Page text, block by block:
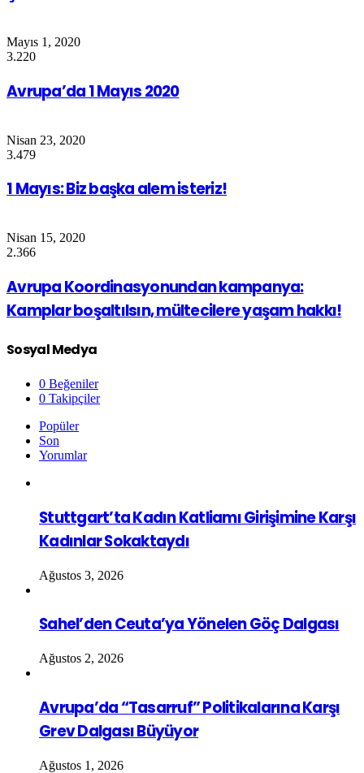
Mayıs 1, 2020
3.220
Avrupa’da 1 Mayıs 2020
Nisan 23, 2020
3.479
1 Mayıs: Biz başka alem isteriz!
Nisan 15, 2020
2.366
Avrupa Koordinasyonundan kampanya:
Kamplar boşaltılsın, mültecilere yaşam hakkı!
Sosyal Medya
0 Beğeniler
0 Takipçiler
Popüler
Son
Yorumlar
Stuttgart’ta Kadın Katliamı Girişimine Karşı
Kadınlar Sokaktaydı
Ağustos 3, 2026
Sahel’den Ceuta’ya Yönelen Göç Dalgası
Ağustos 2, 2026
Avrupa’da “Tasarruf” Politikalarına Karşı
Grev Dalgası Büyüyor
Ağustos 1, 2026